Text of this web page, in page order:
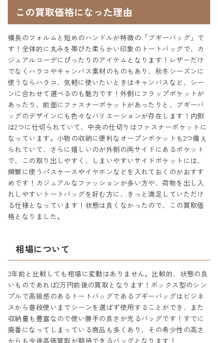
この買取価格になった理由
横長のフォルムと短めのハンドルが特徴の「ブギーバッグ」で
す！全体的に丸みを帯びた柔らかい印象のトートバッグで、カ
ジュアルコーデにぴったりのアイテムとなります！レザーだけ
でなくハラコやキャンバス素材のものもあり、秋冬シーズンに
使うならハラコ、気軽に使いたいときはキャンバスなど、シー
ンに合わせて選べるのも魅力です！外側にフラップポケットが
あったり、前面にファスナーポケットがあったりと、ブギーバ
ッグのデザインにも色々なバリエーションが存在します！内側
は2つに仕切られていて、中央の仕切りはファスナーポケットに
なっています。小物の収納に便利なオープンポケットも2つ備え
られていて、さらに嬉しいのが外側の両サイドにあるポケット
で、この取り出しやすく、しまいやすいサイドポケットには、
頻繁に使うパスケースやイヤホンなどを入れておくのがおすす
めです！カジュアルなファッションが多い方や、荷物を出し入
れしやすいトートバッグを好む方に、きっと満足していただけ
る仕様となっています！状態は良くなかったので、この買取価
格となりました。
相場について
3年前と比較しても相場に変動はありません。比較的、状態の良
いものであれば2万円前後の買取となります！ボックス型のシン
プルで高級感のあるトートバッグであるブギーバッグはビジネ
スから普段使いまでシーンを選ばず使用することができ、また
収納量も豊富なので使い勝手の良さが光るバッグです！すでに
廃番になってしまっている商品も多くあり、その希少性の高さ
からも今後高価買取が期待できるバッグとなります！